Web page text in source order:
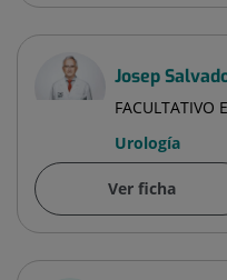
Josep
FACULTATIVO
Urología
Ver ficha